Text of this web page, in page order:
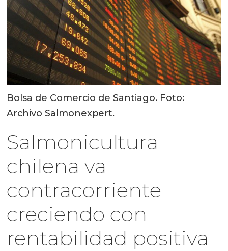
Bolsa de Comercio de Santiago. Foto:
Archivo Salmonexpert.
Salmonicultura
chilena va
contracorriente
creciendo con
rentabilidad positiva